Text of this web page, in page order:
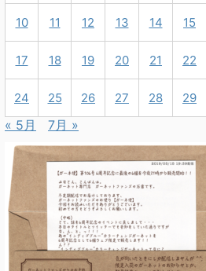
10 11 12 13 14 15
17 18 19 20 21 22
24 25 26 27 28 29
« 5月 7月 »